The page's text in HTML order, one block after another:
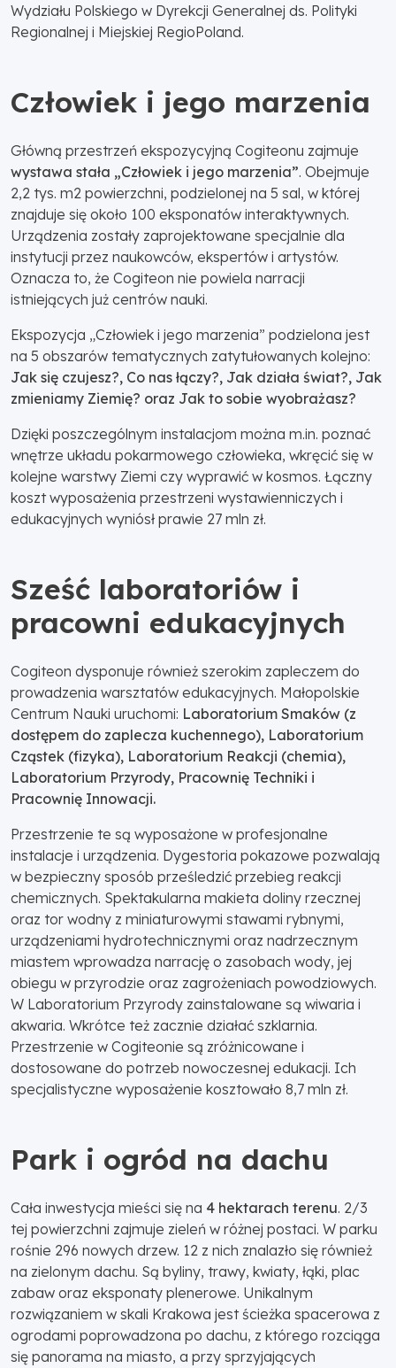
Wydziału Polskiego w Dyrekcji Generalnej ds. Polityki
Regionalnej i Miejskiej RegioPoland.
Człowiek i jego marzenia
Główną przestrzeń ekspozycyjną Cogiteonu zajmuje
wystawa stała „Człowiek i jego marzenia”. Obejmuje
2,2 tys. m2 powierzchni, podzielonej na 5 sal, w której
znajduje się około 100 eksponatów interaktywnych.
Urządzenia zostały zaprojektowane specjalnie dla
instytucji przez naukowców, ekspertów i artystów.
Oznacza to, że Cogiteon nie powiela narracji
istniejących już centrów nauki.
Ekspozycja „Człowiek i jego marzenia” podzielona jest
na 5 obszarów tematycznych zatytułowanych kolejno:
Jak się czujesz?, Co nas łączy?, Jak działa świat?, Jak
zmieniamy Ziemię? oraz Jak to sobie wyobrażasz?
Dzięki poszczególnym instalacjom można m.in. poznać
wnętrze układu pokarmowego człowieka, wkręcić się w
kolejne warstwy Ziemi czy wyprawić w kosmos. Łączny
koszt wyposażenia przestrzeni wystawienniczych i
edukacyjnych wyniósł prawie 27 mln zł.
Sześć laboratoriów i
pracowni edukacyjnych
Cogiteon dysponuje również szerokim zapleczem do
prowadzenia warsztatów edukacyjnych. Małopolskie
Centrum Nauki uruchomi: Laboratorium Smaków (z
dostępem do zaplecza kuchennego), Laboratorium
Cząstek (fizyka), Laboratorium Reakcji (chemia),
Laboratorium Przyrody, Pracownię Techniki i
Pracownię Innowacji.
Przestrzenie te są wyposażone w profesjonalne
instalacje i urządzenia. Dygestoria pokazowe pozwalają
w bezpieczny sposób prześledzić przebieg reakcji
chemicznych. Spektakularna makieta doliny rzecznej
oraz tor wodny z miniaturowymi stawami rybnymi,
urządzeniami hydrotechnicznymi oraz nadrzecznym
miastem wprowadza narrację o zasobach wody, jej
obiegu w przyrodzie oraz zagrożeniach powodziowych.
W Laboratorium Przyrody zainstalowane są wiwaria i
akwaria. Wkrótce też zacznie działać szklarnia.
Przestrzenie w Cogiteonie są zróżnicowane i
dostosowane do potrzeb nowoczesnej edukacji. Ich
specjalistyczne wyposażenie kosztowało 8,7 mln zł.
Park i ogród na dachu
Cała inwestycja mieści się na 4 hektarach terenu. 2/3
tej powierzchni zajmuje zieleń w różnej postaci. W parku
rośnie 296 nowych drzew. 12 z nich znalazło się również
na zielonym dachu. Są byliny, trawy, kwiaty, łąki, plac
zabaw oraz eksponaty plenerowe. Unikalnym
rozwiązaniem w skali Krakowa jest ścieżka spacerowa z
ogrodami poprowadzona po dachu, z którego rozciąga
się panorama na miasto, a przy sprzyjających